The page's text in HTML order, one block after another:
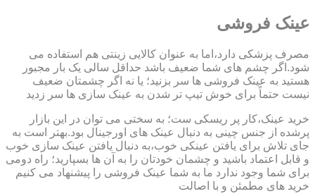
عینک فروشی
مصرف پزشکی دارد،اما به عنوان کالایی زینتی هم استفاده می
شود.اگر چشم های شما ضعیف باشد حداقل سالی یک بار مجبور
هستید به عینک فروشی ها سر بزنید؛ یا نه اگر چشمتان ضعیف
نیست حتماً برای خوش تیپ تر شدن به عینک سازی ها سر زدید
خرید عینک،کار پر ریسکی ست؛ به سختی می توان در این بازار
پرشده از جنس چینی به دنبال عینک های اورجینال بود.بهتر است به
جای تلاش برای یافتن عینکی خوب،به دنبال یافتن عینک سازی خوب
و قابل اعتماد باشید و چشمان خودتان را به آن ها بسپارید؛ راه دومی
برای شما وجود ندارد ما به شما عینک فروشی را پیشنهاد می کنیم
خرید های مطمئن و با اصالت